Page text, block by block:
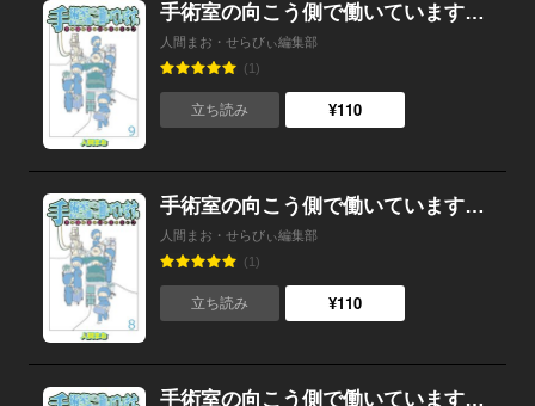
手術室の向こう側で働いています。手術室看護師の非日常ライフ 【せらびぃ連載版】９
人間まお・せらびぃ編集部
(1)
立ち読み ¥110
手術室の向こう側で働いています。手術室看護師の非日常ライフ 【せらびぃ連載版】８
人間まお・せらびぃ編集部
(1)
立ち読み ¥110
手術室の向こう側で働いています。手術室看護師の非日常ライフ 【せらびぃ連載版】７